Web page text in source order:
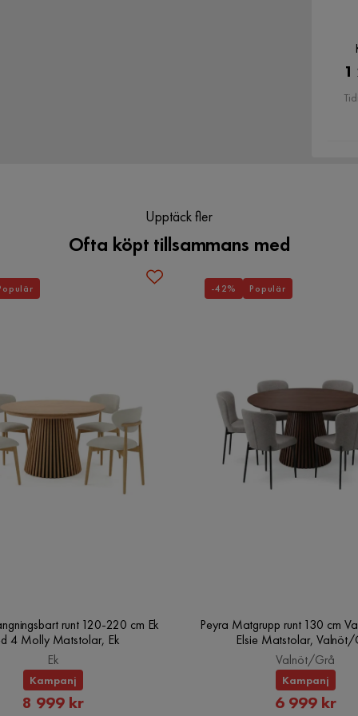
kan se lite annorlunda ut när de utsätts för
ser mer tonad ut inomhus. På grund av den
också variera vid handslag. För att jämna ut
med en öppen handflata i en riktning, torkas
Upptäck fler
Ofta köpt tillsammans med
runt 120-220 cm Ek
4 Molly Matstolar, Ek
Ek
Kampanj
Rabatterat
8 999 kr
Peyra Matgrupp runt 130 cm
Elsie Matstolar, Valnöt/
Valnöt/Grå
Kampanj
6 999 kr
-42% Populär